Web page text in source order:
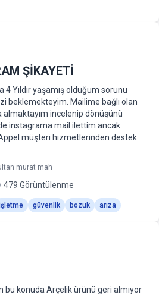
ŞİKAYETİ
4 Yıldır yaşamış olduğum sorunu
beklemekteyim. Mailime bağlı olan
incelenip dönüşünü
instagrama mail ilettim ancak
müşteri hizmetlerinden destek
murat mah
479 Görüntülenme
güvenlik bozuk arıza
bu konuda Arçelik ürünü geri almıyor